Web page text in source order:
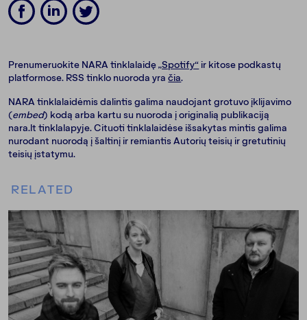
Prenumeruokite NARA tinklalaidę„Spotify“ ir kitose podkastų
platformose. RSS tinklo nuoroda yračia.
NARA tinklalaidėmis dalintis galima naudojant grotuvo įklijavimo
(embed) kodą arba kartu su nuoroda į originalią publikaciją
nara.lt tinklalapyje. Cituoti tinklalaidėse išsakytas mintis galima
nurodant nuorodą į šaltinį ir remiantis Autorių teisių ir gretutinių
teisių įstatymu.
RELATED